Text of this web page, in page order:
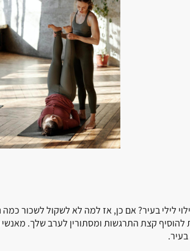
לילי בעיר? אם כן, אז למה לא לשקול לשכור כמה
קצת התרגשות ומסתורין לערב שלך. מאנשי
בעיר.